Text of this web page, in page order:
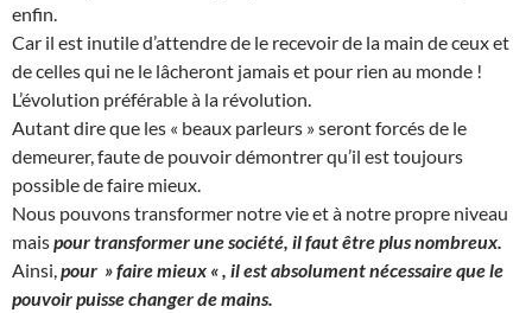
enfin.
Car il est inutile d’attendre de le recevoir de la main de ceux et
de celles qui ne le lâcheront jamais et pour rien au monde !
L’évolution préférable à la révolution.
Autant dire que les « beaux parleurs » seront forcés de le
demeurer, faute de pouvoir démontrer qu’il est toujours
possible de faire mieux.
Nous pouvons transformer notre vie et à notre propre niveau
maispour transformer une société, il faut être plus nombreux.
Ainsi, pour » faire mieux « , il est absolument nécessaire que le
pouvoir puisse changer de mains.